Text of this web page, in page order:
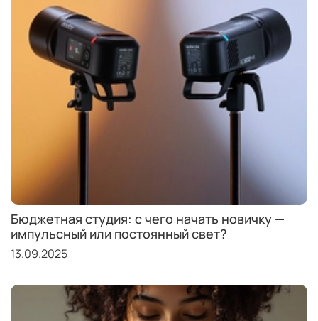
Бюджетная студия: с чего начать новичку —
импульсный или постоянный свет?
13.09.2025